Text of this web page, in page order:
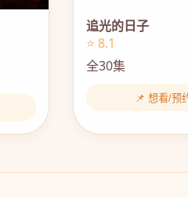
追光的日子
⭐ 8.1
全30集
📌 想看/预